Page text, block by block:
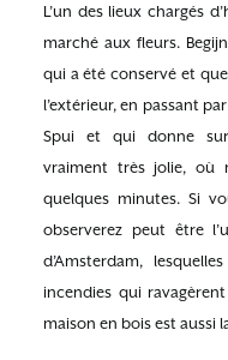
L’un des lieux chargés
marché aux fleurs.
qui a été conservé et
l’extérieur, en passant
Spui et qui donne
vraiment très jolie, où
quelques minutes. Si
observerez peut être
d’Amsterdam,
incendies qui
maison en bois est aussi